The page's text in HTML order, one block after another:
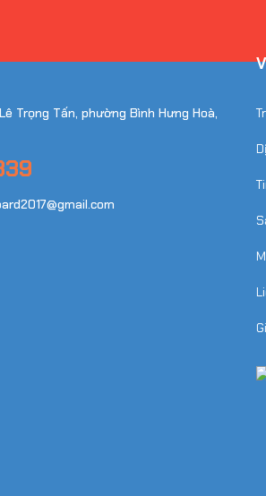
Trọng Tấn, phường Bình Hưng Hoà,